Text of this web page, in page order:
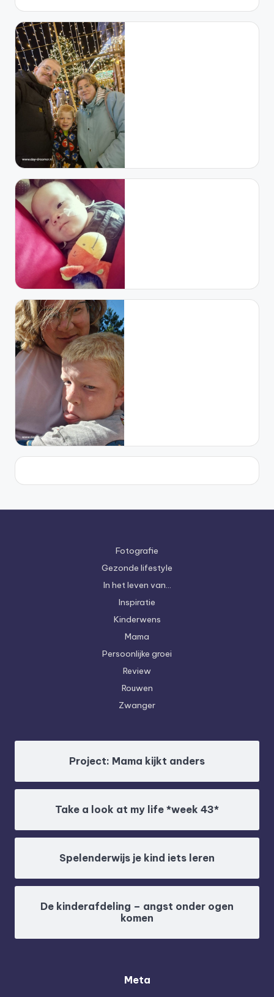
Fotografie
Gezonde lifestyle
In het leven van…
Inspiratie
Kinderwens
Mama
Persoonlijke groei
Review
Rouwen
Zwanger
Project: Mama kijkt anders
Take a look at my life *week 43*
Spelenderwijs je kind iets leren
De kinderafdeling – angst onder ogen
komen
Meta